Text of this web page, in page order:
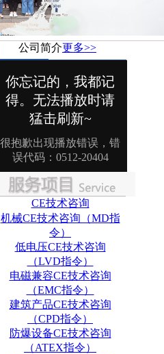
公司简介更多>>
CE技术咨询
机械CE技术咨询（MD指
令）
低电压CE技术咨询
（LVD指令）
电磁兼容CE技术咨询
（EMC指令）
建筑产品CE技术咨询
（CPD指令）
防爆设备CE技术咨询
（ATEX指令）